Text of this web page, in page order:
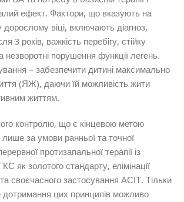
ефект. Фактори, що вказують на
віці, включають діагноз,
3 років, важкість перебігу, стійку
незворотні порушення функції легень.
– забезпечити дитині максимально
(ЯЖ), даючи їй можливість жити
життям.
контролю, що є кінцевою метою
лише за умови ранньої та точної
протизапальної терапії із
як золотого стандарту, елімінації
своєчасного застосування АСІТ. Тільки
дотримання цих принципів можливо